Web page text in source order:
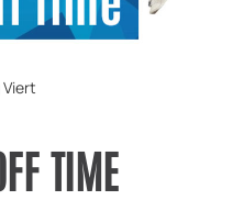
Viert
TIME